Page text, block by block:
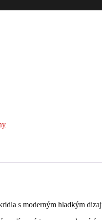
s moderným hladkým